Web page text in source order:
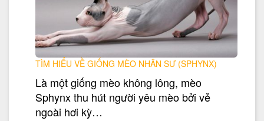
TÌM HIỂU VỀ GIỐNG MÈO NHÂN SƯ (SPHYNX)
Là một giống mèo không lông, mèo
Sphynx thu hút người yêu mèo bởi vẻ
ngoài hơi kỳ…